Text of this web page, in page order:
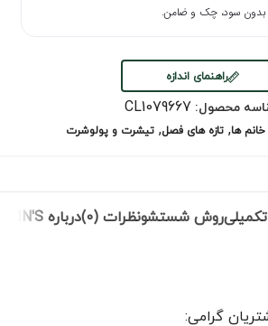
راهنمای اندازه
محصول: CL1079667
ها, تازه های فصل, تیشرت و پولوشرت
روش شستشونظرات (0) درباره COLIN'S
گرامی: